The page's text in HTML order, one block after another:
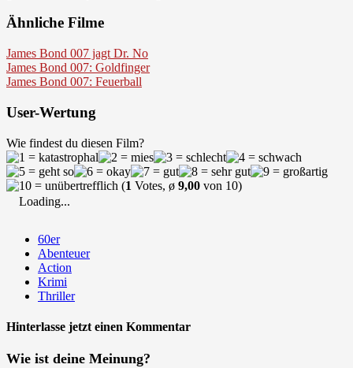
Ähnliche Filme
James Bond 007 jagt Dr. No
James Bond 007: Goldfinger
James Bond 007: Feuerball
User-Wertung
Wie findest du diesen Film?
(1 Votes, ø 9,00 von 10)
Loading...
60er
Abenteuer
Action
Krimi
Thriller
Hinterlasse jetzt einen Kommentar
Wie ist deine Meinung?